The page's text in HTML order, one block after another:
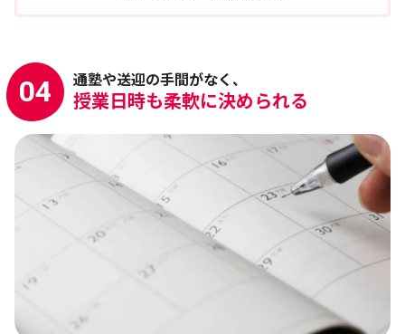
04 通塾や送迎の手間がなく、
授業日時も柔軟に決められる